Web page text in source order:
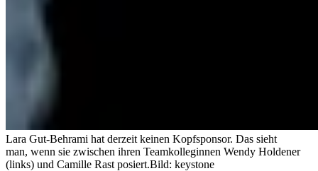
Lara Gut-Behrami hat derzeit keinen Kopfsponsor. Das sieht
man, wenn sie zwischen ihren Teamkolleginnen Wendy Holdener
(links) und Camille Rast posiert.Bild: keystone